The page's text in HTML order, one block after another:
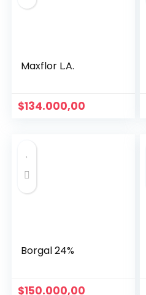
Maxflor L.A.
$134.000,00
Borgal 24%
$150.000,00